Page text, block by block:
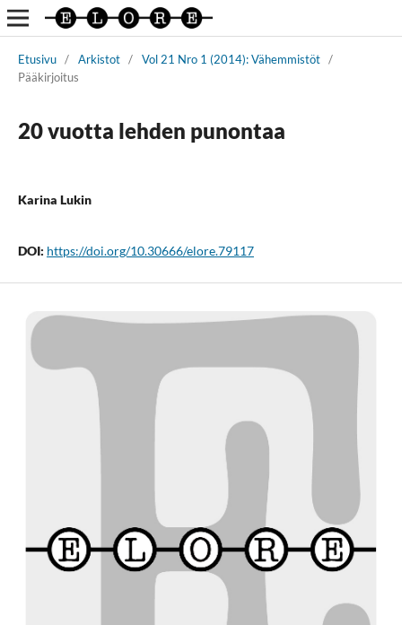
Etusivu / Arkistot / Vol 21 Nro 1 (2014): Vähemmistöt /
Pääkirjoitus
20 vuotta lehden punontaa
Karina Lukin
DOI: https://doi.org/10.30666/elore.79117